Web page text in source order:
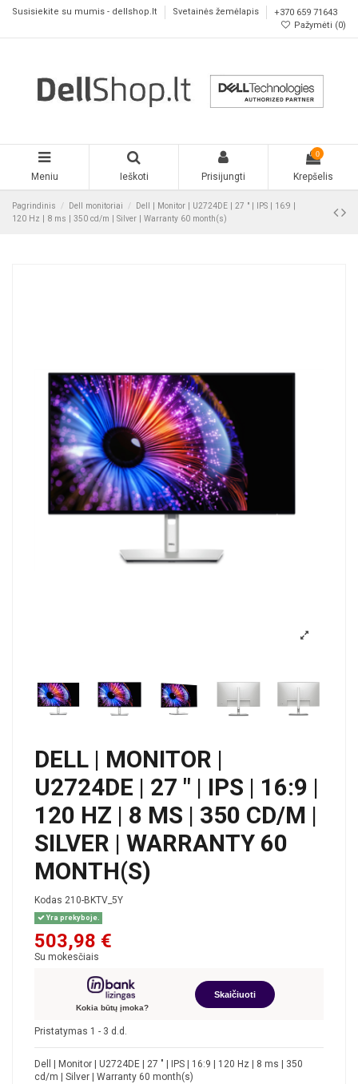
Susisiekite su mumis - dellshop.lt Svetainės žemėlapis
+370 659 71643
Pažymėti (0)
Meniu Ieškoti Prisijungti
0
Krepšelis
Pagrindinis Dell monitoriai
Dell | Monitor | U2724DE | 27 " | IPS | 16:9 |
120 Hz | 8 ms | 350 cd/m | Silver | Warranty 60 month(s)
DELL | MONITOR |
U2724DE | 27 " | IPS | 16:9 |
120 HZ | 8 MS | 350 CD/M |
SILVER | WARRANTY 60
MONTH(S)
Kodas 210-BKTV_5Y
Yra prekyboje.
503,98 €
Su mokesčiais
Kokia būtų įmoka?
Skaičiuoti
Pristatymas 1 - 3 d.d.
Dell | Monitor | U2724DE | 27 " | IPS | 16:9 | 120 Hz | 8 ms | 350
cd/m | Silver | Warranty 60 month(s)